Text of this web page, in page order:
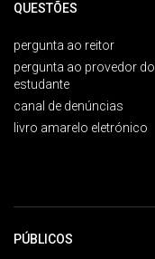
QUESTÕES
pergunta ao reitor
pergunta ao provedor do
estudante
canal de denúncias
livro amarelo eletrónico
PÚBLICOS